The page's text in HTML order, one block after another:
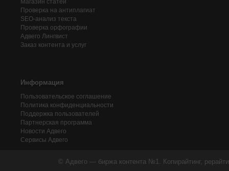
Магазин статей
Проверка на антиплагиат
SEO-анализ текста
Проверка орфографии
Адвего Лингвист
Заказ контента и услуг
Информация
Пользовательское соглашение
Политика конфиденциальности
Поддержка пользователей
Партнерская программа
Новости Адвего
Сервисы Адвего
© Адвего — биржа контента №1. Копирайтинг,